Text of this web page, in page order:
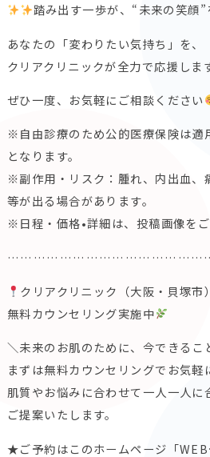
踏み出す一歩が、“未来の笑顔”
あなたの「変わりたい気持ち」を、
クリアクリニックが全力で応援しま
ぜひ一度、お気軽にご相談ください
※自由診療のため公的医療保険は適
となります。
※副作用・リスク：腫れ、内出血、
等が出る場合があります。
※日程・価格•詳細は、投稿画像をご
クリアクリニック（大阪・貝塚市
無料カウンセリング実施中
＼未来のお肌のために、今できるこ
まずは無料カウンセリングでお気軽
肌質やお悩みに合わせて一人一人に
ご提案いたします。
★ご予約はこのホームページ「WEB